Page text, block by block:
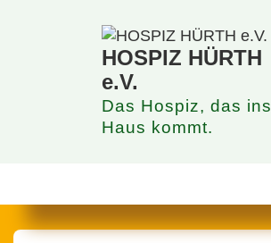
HOSPIZ HÜRTH
e.V.
Das Hospiz, das ins
Haus kommt.